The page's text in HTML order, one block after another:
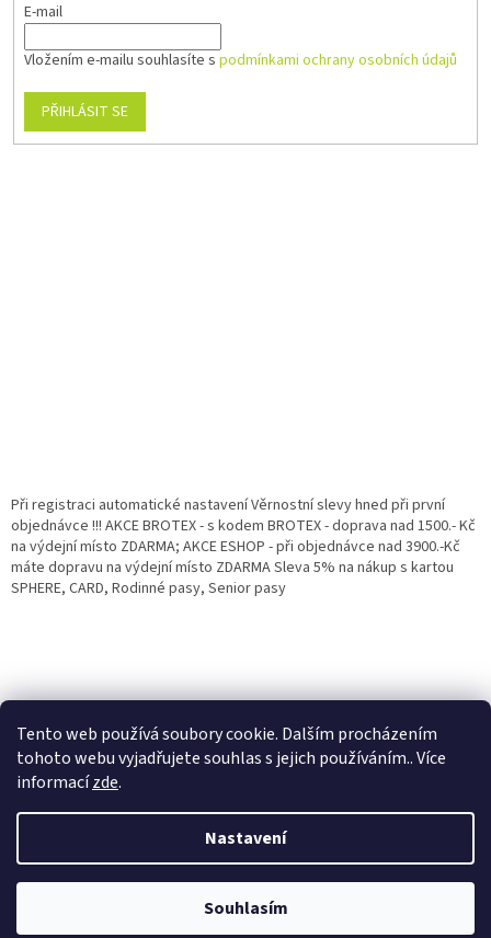
Tento web používá soubory cookie. Dalším procházením
tohoto webu vyjadřujete souhlas s jejich používáním.. Více
informacízde.
Nastavení
Souhlasím
nastavená Věrnostní sleva 3% - 10% na Všechny Vaše další nákupy. Čím
víc nakoupíte, tím větší slevu můžete získat. Vaše objednávky se sčítají.
Využít můžete i "Slevové kody" nebo DOPRAVU ZDARMA. Přejeme
příjemný nákup u nás Jana Kotasová Komárková a kolektiv pracovníků
E-mail
Vložením e-mailu souhlasíte s podmínkami ochrany osobních údajů
PŘIHLÁSIT SE
Při registraci automatické nastavení Věrnostní slevy hned při první
objednávce !!! AKCE BROTEX - s kodem BROTEX - doprava nad 1500.- Kč
na výdejní místo ZDARMA; AKCE ESHOP - při objednávce nad 3900.-Kč
máte dopravu na výdejní místo ZDARMA Sleva 5% na nákup s kartou
SPHERE, CARD, Rodinné pasy, Senior pasy
Copyright 2026Eshop Jana. Všechna práva vyhrazena.